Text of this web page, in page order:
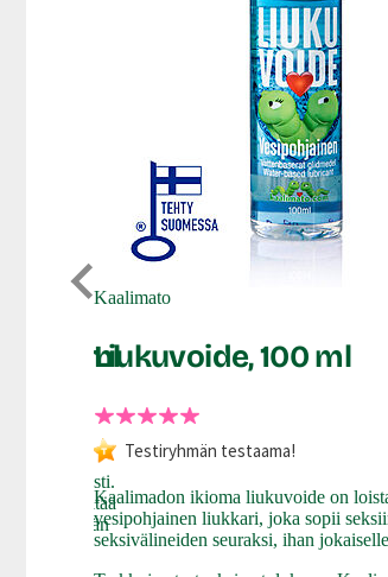
150 ml
ja turvallisesti.
sisältää
on vähintään
Kaalimato
Liukuvoide, 100 ml
Testiryhmän testaama!
Kaalimadon ikioma liukuvoide on
vesipohjainen liukkari, joka sopii
seksivälineiden seuraksi, ihan